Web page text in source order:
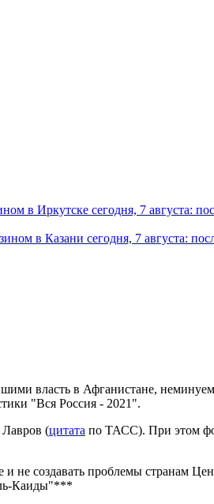
в Иркутске сегодня, 7 августа:
в Казани сегодня, 7 августа:
власть в Афганистане,
"Вся Россия - 2021".
Лавров (цитата по ТАСС). При этом
не создавать проблемы странам
Каиды"***